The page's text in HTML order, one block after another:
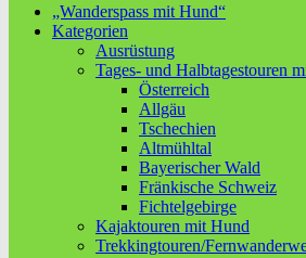
„Wanderspass mit Hund“
Kategorien
Ausrüstung
Tages- und Halbtagestouren
Österreich
Allgäu
Tschechien
Altmühltal
Bayerischer Wald
Fränkische Schweiz
Fichtelgebirge
Kajaktouren mit Hund
Trekkingtouren/